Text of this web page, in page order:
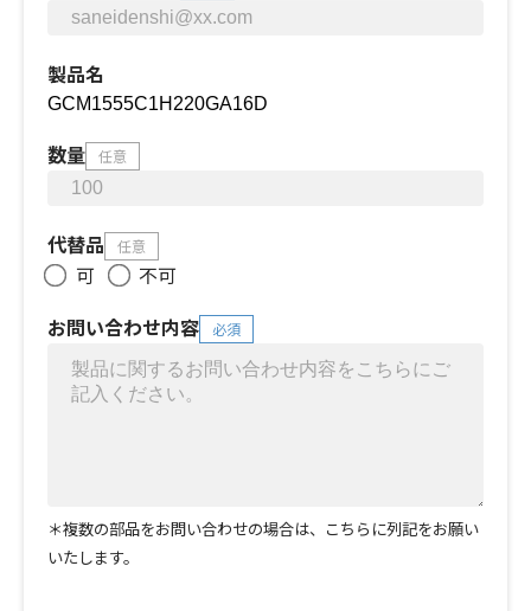
製品名
数量 任意
代替品 任意
可
不可
お問い合わせ内容
必須
＊複数の部品をお問い合わせの場合は、こちらに列記をお願い
いたします。